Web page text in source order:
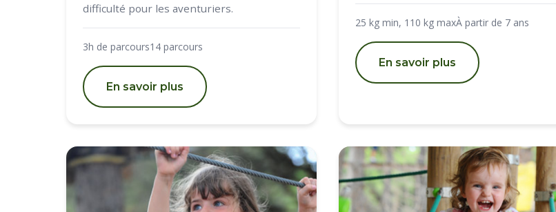
difficulté pour les aventuriers.
3h de parcours14 parcours
En savoir plus
25 kg min, 110 kg maxÀ partir de 7 ans
En savoir plus